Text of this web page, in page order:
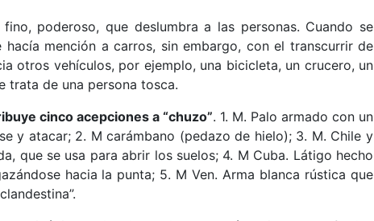
poderoso, que deslumbra a las personas. Cuando se
mención a carros, sin embargo, con el transcurrir de
otros vehículos, por ejemplo, una bicicleta, un crucero, un
trata de una persona tosca.
cinco acepciones a “chuzo”. 1. M. Palo armado con un
y atacar; 2. M carámbano (pedazo de hielo); 3. M. Chile y
que se usa para abrir los suelos; 4. M Cuba. Látigo hecho
hacia la punta; 5. M Ven. Arma blanca rústica que